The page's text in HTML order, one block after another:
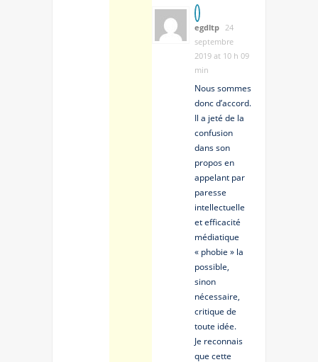
egdltp 24
septembre
2019 at 10 h 09
min
Nous sommes
donc d’accord.
Il a jeté de la
confusion
dans son
propos en
appelant par
paresse
intellectuelle
et efficacité
médiatique
« phobie » la
possible,
sinon
nécessaire,
critique de
toute idée.
Je reconnais
que cette